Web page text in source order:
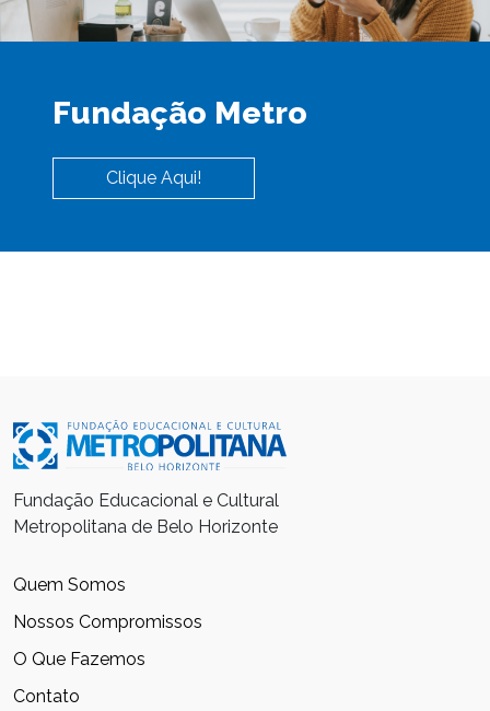
Fundação Metro
Clique Aqui!
Fundação Educacional e Cultural
Metropolitana de Belo Horizonte
Quem Somos
Nossos Compromissos
O Que Fazemos
Contato